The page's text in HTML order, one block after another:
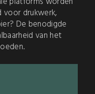
drukwerk,
De benodigde
van het